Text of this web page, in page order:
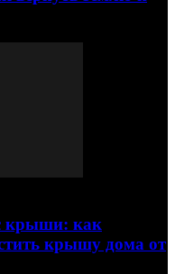
крыши: как
крышу дома от